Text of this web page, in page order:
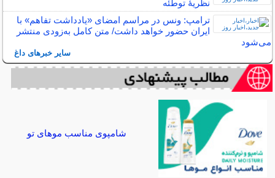
نظریهٔ توطئه
ترامپ: ونس در مراسم امضای «یادداشت تفاهم» با
ایران حضور خواهد داشت/ متن کامل به‌زودی منتشر
می‌شود
سایر خبرهای داغ
شامپوی مناسب موهای تو